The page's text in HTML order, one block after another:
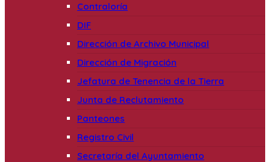
Contraloría
DIF
Dirección de Archivo Municipal
Dirección de Migración
Jefatura de Tenencia de la Tierra
Junta de Reclutamiento
Panteones
Registro Civil
Secretaría del Ayuntamiento